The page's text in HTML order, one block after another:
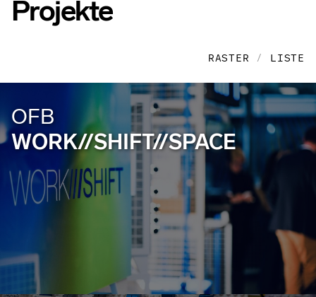
Projekte
RASTER / LISTE
OFB
WORK//SHIFT//SPACE